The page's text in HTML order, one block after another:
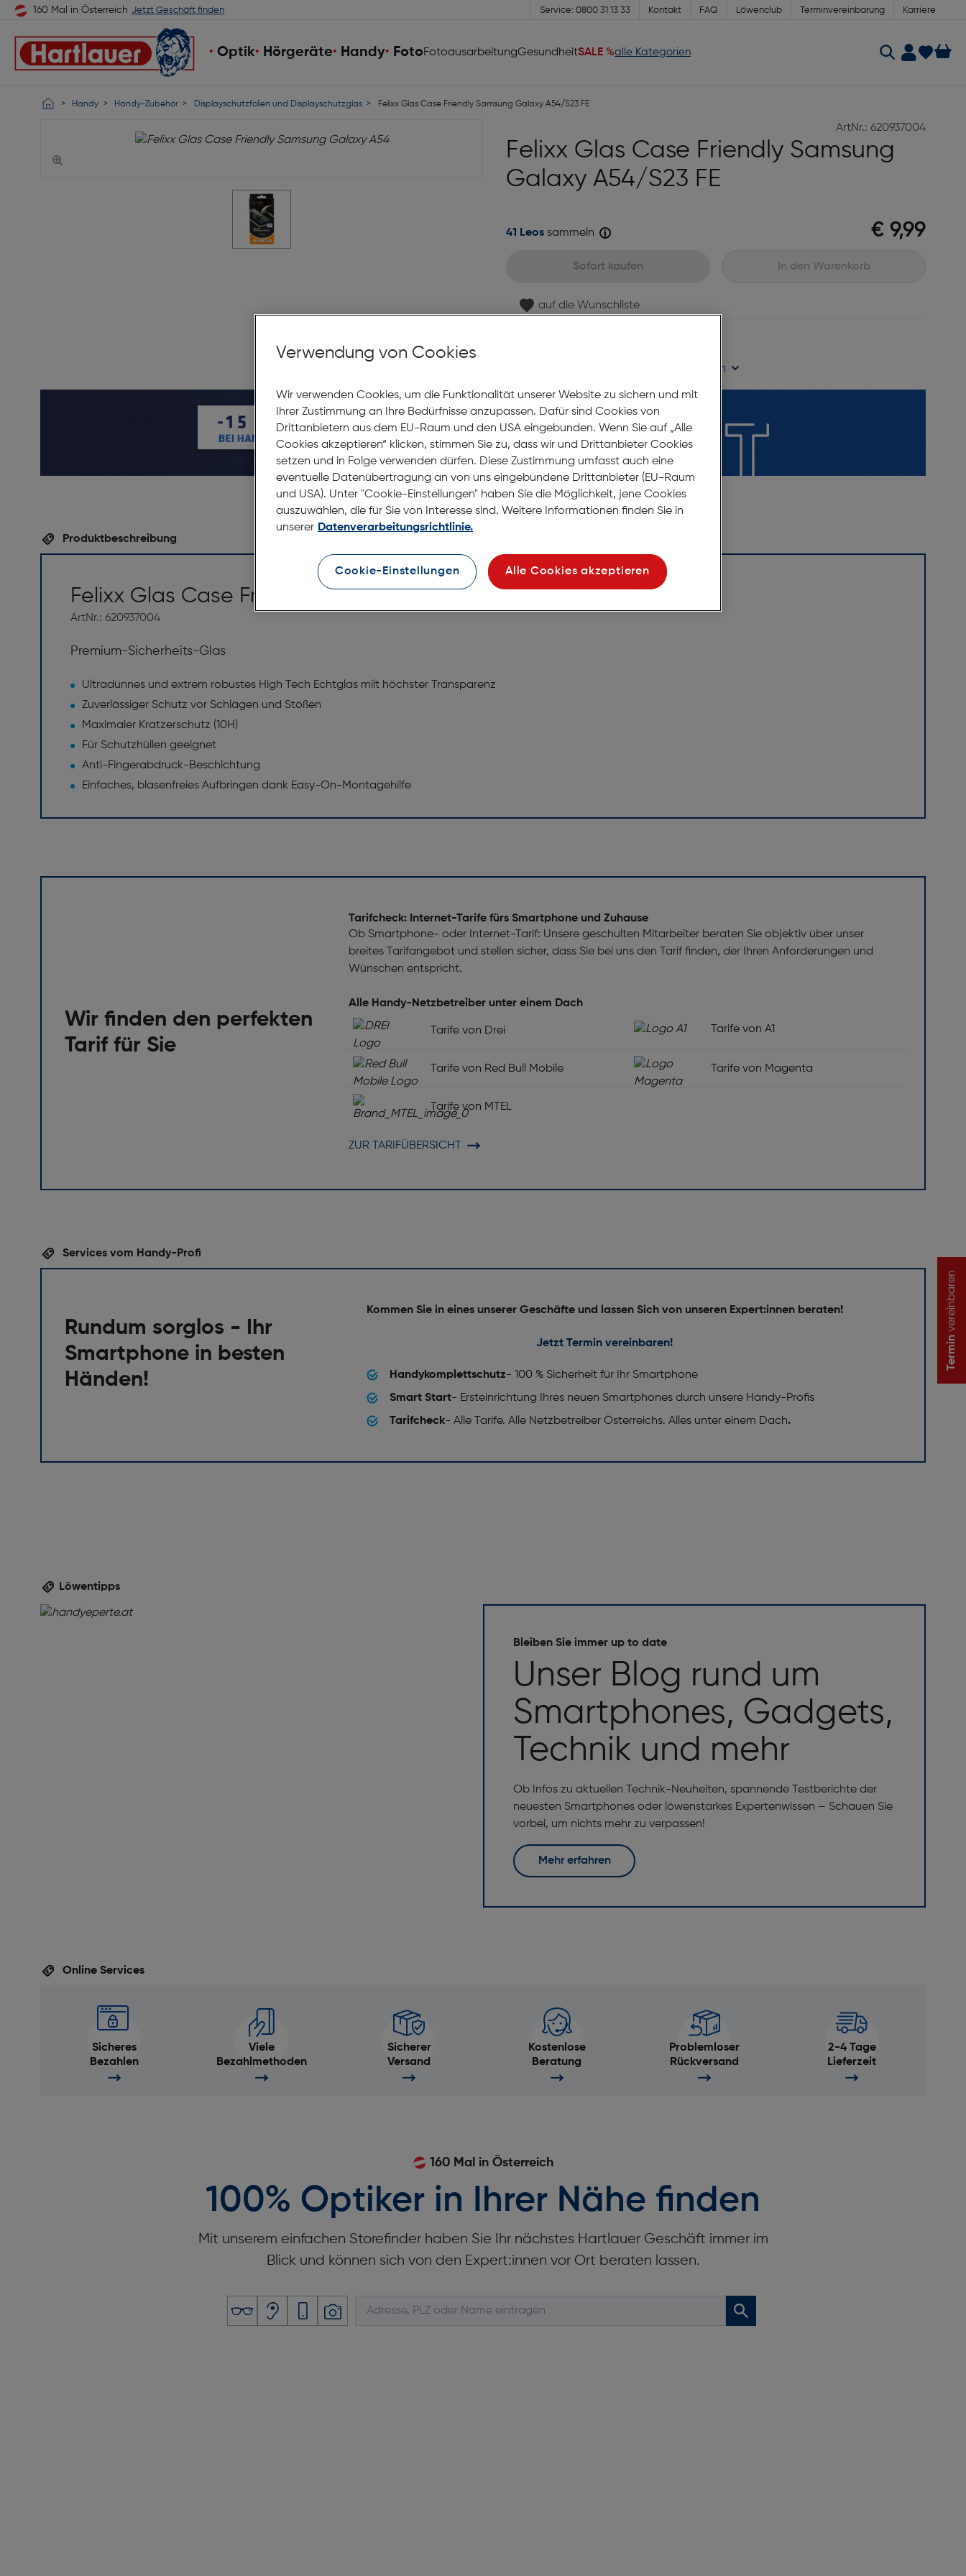
160 Mal in Österreich Jetzt Geschäft finden Service: 0800 31 13 33 Kontakt FAQ Löwenclub Terminvereinbarung Karriere
Optik Hörgeräte Handy FotoFotoausarbeitungGesundheitSALE %alle Kategorien
Handy Handy-Zubehör Displayschutzfolien und Displayschutzglas Felixx Glas Case Friendly Samsung Galaxy A54/S23 FE
ArtNr.: 620937004
Felixx Glas Case Friendly Samsung
Galaxy A54/S23 FE
€ 9,99
41 Leos sammeln
Sofort kaufen In den Warenkorb
auf die Wunschliste
Verfügbarkeit prüfen
Produktbeschreibung
Felixx Glas Case Friendly Samsung Galaxy A54/S23 FE
ArtNr.: 620937004
Premium-Sicherheits-Glas
Ultradünnes und extrem robustes High Tech Echtglas milt höchster Transparenz
Zuverlässiger Schutz vor Schlägen und Stößen
Maximaler Kratzerschutz (10H)
Für Schutzhüllen geeignet
Anti-Fingerabdruck-Beschichtung
Einfaches, blasenfreies Aufbringen dank Easy-On-Montagehilfe
Wir finden den perfekten
Tarif für Sie
Tarifcheck: Internet-Tarife fürs Smartphone und Zuhause
Ob Smartphone- oder Internet-Tarif: Unsere geschulten Mitarbeiter beraten Sie objektiv über unser
breites Tarifangebot und stellen sicher, dass Sie bei uns den Tarif finden, der Ihren Anforderungen und
Wünschen entspricht.
Alle Handy-Netzbetreiber unter einem Dach
Tarife von Drei Tarife von A1
Tarife von Red Bull Mobile Tarife von Magenta
Tarife von MTEL
ZUR TARIFÜBERSICHT
Services vom Handy-Profi
Rundum sorglos - Ihr
Smartphone in besten
Händen!
Kommen Sie in eines unserer Geschäfte und lassen Sich von unseren Expert:innen beraten!
Jetzt Termin vereinbaren!
Handykomplettschutz- 100 % Sicherheit für Ihr Smartphone
Smart Start- Ersteinrichtung Ihres neuen Smartphones durch unsere Handy-Profis
Tarifcheck- Alle Tarife. Alle Netzbetreiber Österreichs. Alles unter einem Dach.
Löwentipps
Bleiben Sie immer up to date
Unser Blog rund um
Smartphones, Gadgets,
Technik und mehr
Ob Infos zu aktuellen Technik-Neuheiten, spannende Testberichte der
neuesten Smartphones oder löwenstarkes Expertenwissen – Schauen Sie
vorbei, um nichts mehr zu verpassen!
Mehr erfahren
Online Services
Sicheres
Bezahlen
Viele
Bezahlmethoden
Sicherer
Versand
Kostenlose
Beratung
Problemloser
Rückversand
2-4 Tage
Lieferzeit
160 Mal in Österreich
100% Optiker in Ihrer Nähe finden
Mit unserem einfachen Storefinder haben Sie Ihr nächstes Hartlauer Geschäft immer im
Blick und können sich von den Expert:innen vor Ort beraten lassen.
Termin
vereinbaren
Verwendung von Cookies
Wir verwenden Cookies, um die Funktionalität unserer Website zu sichern und mit
Ihrer Zustimmung an Ihre Bedürfnisse anzupassen. Dafür sind Cookies von
Drittanbietern aus dem EU-Raum und den USA eingebunden. Wenn Sie auf „Alle
Cookies akzeptieren“ klicken, stimmen Sie zu, dass wir und Drittanbieter Cookies
setzen und in Folge verwenden dürfen. Diese Zustimmung umfasst auch eine
eventuelle Datenübertragung an von uns eingebundene Drittanbieter (EU-Raum
und USA). Unter "Cookie-Einstellungen" haben Sie die Möglichkeit, jene Cookies
auszuwählen, die für Sie von Interesse sind. Weitere Informationen finden Sie in
unserer Datenverarbeitungsrichtlinie.
Cookie-Einstellungen Alle Cookies akzeptieren